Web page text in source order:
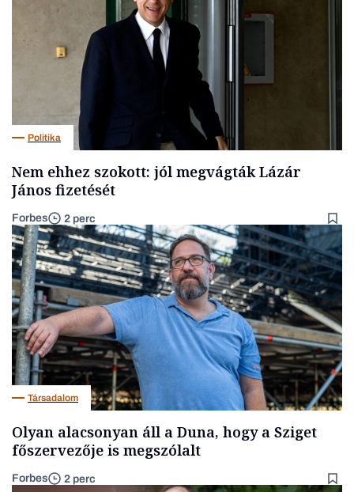
Politika
Nem ehhez szokott: jól megvágták Lázár
János fizetését
Forbes 2 perc
Társadalom
Olyan alacsonyan áll a Duna, hogy a Sziget
főszervezője is megszólalt
Forbes 2 perc